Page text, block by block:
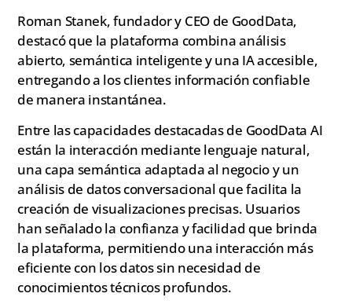
Roman Stanek, fundador y CEO de GoodData,
destacó que la plataforma combina análisis
abierto, semántica inteligente y una IA accesible,
entregando a los clientes información confiable
de manera instantánea.
Entre las capacidades destacadas de GoodData AI
están la interacción mediante lenguaje natural,
una capa semántica adaptada al negocio y un
análisis de datos conversacional que facilita la
creación de visualizaciones precisas. Usuarios
han señalado la confianza y facilidad que brinda
la plataforma, permitiendo una interacción más
eficiente con los datos sin necesidad de
conocimientos técnicos profundos.